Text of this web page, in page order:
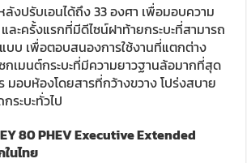
ลังปรับเอนได้ถึง 33 องศา เพื่อมอบความ
ะครั้งแรกที่มีดีไซน์ฝาท้ายกระบะที่สามารถ
บบ เพื่อตอบสนองการใช้งานที่แตกต่าง
กเมนต์กระบะที่มีความยาวฐานล้อมากที่สุด
มอบห้องโดยสารที่กว้างขวาง โปร่งสบาย
ระบะทั่วไป
80 PHEV Executive Extended
นไทย